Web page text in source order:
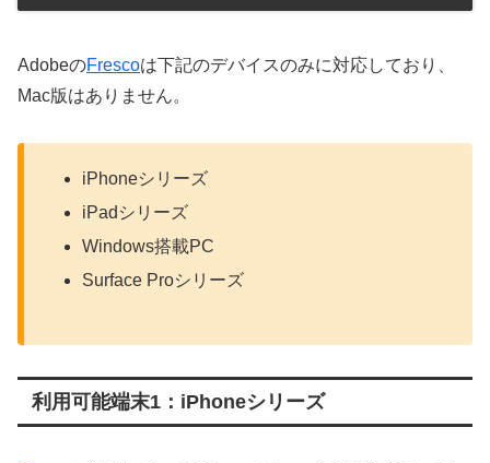
AdobeのFrescoは下記のデバイスのみに対応しており、
Mac版はありません。
iPhoneシリーズ
iPadシリーズ
Windows搭載PC
Surface Proシリーズ
利用可能端末1：iPhoneシリーズ